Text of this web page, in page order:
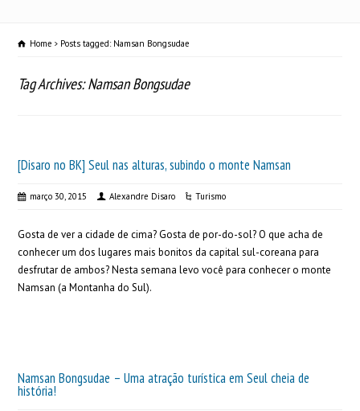
Home Posts tagged: Namsan Bongsudae
Tag Archives: Namsan Bongsudae
[Disaro no BK] Seul nas alturas, subindo o monte Namsan
março 30, 2015 Alexandre Disaro Turismo
Gosta de ver a cidade de cima? Gosta de por-do-sol? O que acha de
conhecer um dos lugares mais bonitos da capital sul-coreana para
desfrutar de ambos? Nesta semana levo você para conhecer o monte
Namsan (a Montanha do Sul).
Namsan Bongsudae – Uma atração turística em Seul cheia de
história!